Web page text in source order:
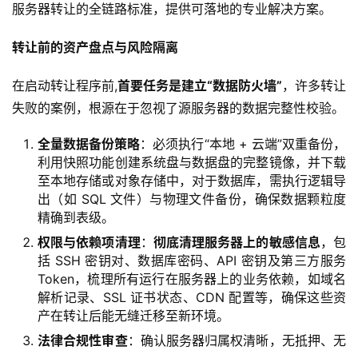
服务器转让的全链路标准，提供可落地的专业解决方案。
转让前的资产盘点与风险隔离
在启动转让程序前,首要任务是建立“数据防火墙”，许多转让
失败的案例，根源在于忽视了源服务器的数据完整性校验。
全量数据备份策略：必须执行“本地 + 云端”双重备份，
利用快照功能创建系统盘与数据盘的完整镜像，并下载
至本地存储或对象存储中，对于数据库，需执行逻辑导
出（如 SQL 文件）与物理文件备份，确保数据颗粒度
精确到表级。
权限与依赖项清理 ： 彻底清理服务器上的敏感信息，包
括 SSH 密钥对、数据库密码、API 密钥及第三方服务
Token，梳理所有运行在服务器上的业务依赖，如域名
解析记录、SSL 证书状态、CDN 配置等，确保这些资
产在转让后能无缝迁移至新环境。
法律合规性审查：确认服务器归属权清晰，无抵押、无